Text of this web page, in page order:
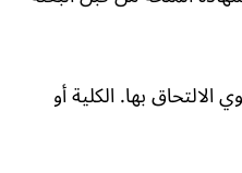
الالتحاق بها. الكلية أو